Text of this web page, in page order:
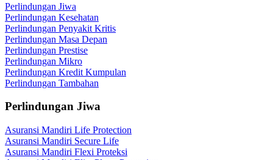
Perlindungan Jiwa
Perlindungan Kesehatan
Perlindungan Penyakit Kritis
Perlindungan Masa Depan
Perlindungan Prestise
Perlindungan Mikro
Perlindungan Kredit Kumpulan
Perlindungan Tambahan
Perlindungan Jiwa
Asuransi Mandiri Life Protection
Asuransi Mandiri Secure Life
Asuransi Mandiri Flexi Proteksi